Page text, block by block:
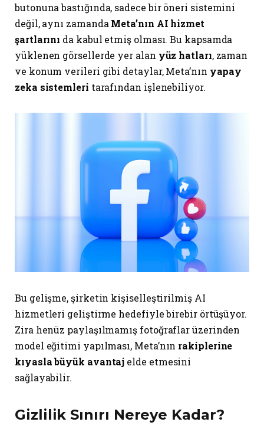
butonuna bastığında, sadece bir öneri sistemini
değil, aynı zamanda Meta’nın AI hizmet
şartlarını da kabul etmiş olması. Bu kapsamda
yüklenen görsellerde yer alan yüz hatları, zaman
ve konum verileri gibi detaylar, Meta’nın yapay
zeka sistemleri tarafından işlenebiliyor.
Bu gelişme, şirketin kişiselleştirilmiş AI
hizmetleri geliştirme hedefiyle birebir örtüşüyor.
Zira henüz paylaşılmamış fotoğraflar üzerinden
model eğitimi yapılması, Meta’nın rakiplerine
kıyasla büyük avantaj elde etmesini
sağlayabilir.
Gizlilik Sınırı Nereye Kadar?